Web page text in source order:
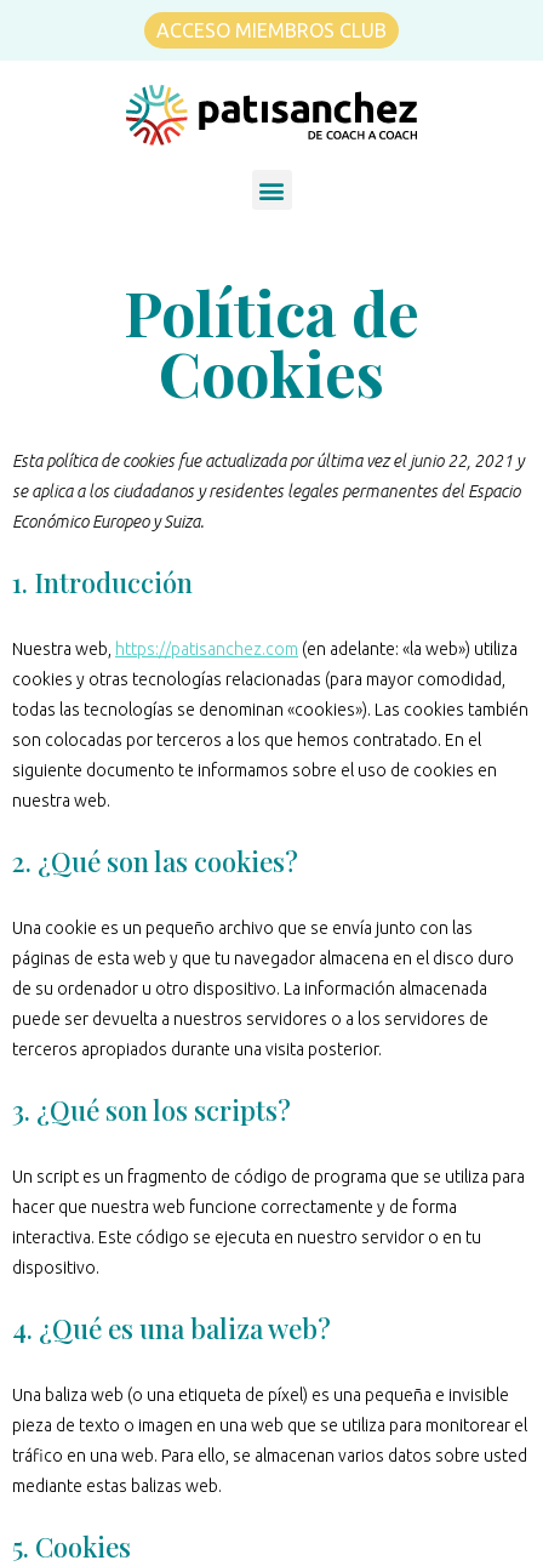
ACCESO MIEMBROS CLUB
Política de
Cookies
Esta política de cookies fue actualizada por última vez el junio 22, 2021 y
se aplica a los ciudadanos y residentes legales permanentes del Espacio
Económico Europeo y Suiza.
1. Introducción
Nuestra web, https://patisanchez.com (en adelante: «la web») utiliza
cookies y otras tecnologías relacionadas (para mayor comodidad,
todas las tecnologías se denominan «cookies»). Las cookies también
son colocadas por terceros a los que hemos contratado. En el
siguiente documento te informamos sobre el uso de cookies en
nuestra web.
2. ¿Qué son las cookies?
Una cookie es un pequeño archivo que se envía junto con las
páginas de esta web y que tu navegador almacena en el disco duro
de su ordenador u otro dispositivo. La información almacenada
puede ser devuelta a nuestros servidores o a los servidores de
terceros apropiados durante una visita posterior.
3. ¿Qué son los scripts?
Un script es un fragmento de código de programa que se utiliza para
hacer que nuestra web funcione correctamente y de forma
interactiva. Este código se ejecuta en nuestro servidor o en tu
dispositivo.
4. ¿Qué es una baliza web?
Una baliza web (o una etiqueta de píxel) es una pequeña e invisible
pieza de texto o imagen en una web que se utiliza para monitorear el
tráfico en una web. Para ello, se almacenan varios datos sobre usted
mediante estas balizas web.
5. Cookies